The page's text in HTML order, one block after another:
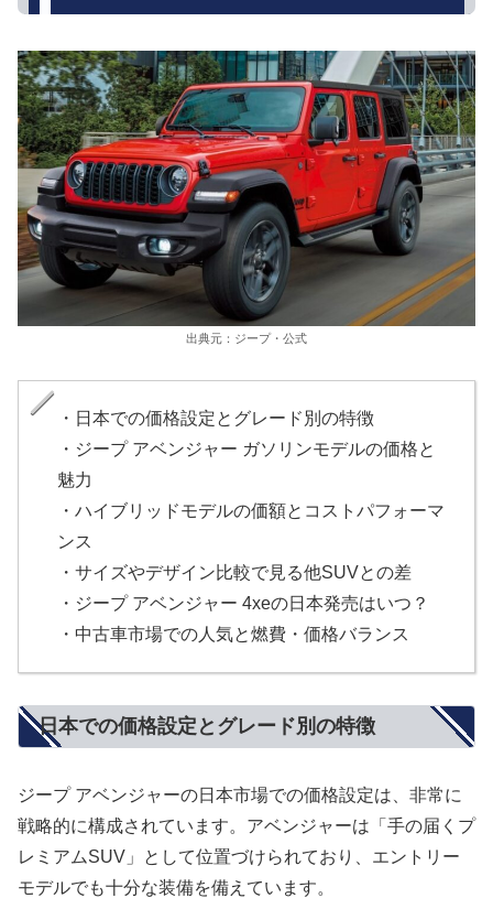
出典元：ジープ・公式
・日本での価格設定とグレード別の特徴
・ジープ アベンジャー ガソリンモデルの価格と
魅力
・ハイブリッドモデルの価額とコストパフォーマ
ンス
・サイズやデザイン比較で見る他SUVとの差
・ジープ アベンジャー 4xeの日本発売はいつ？
・中古車市場での人気と燃費・価格バランス
日本での価格設定とグレード別の特徴
ジープ アベンジャーの日本市場での価格設定は、非常に
戦略的に構成されています。アベンジャーは「手の届くプ
レミアムSUV」として位置づけられており、エントリー
モデルでも十分な装備を備えています。